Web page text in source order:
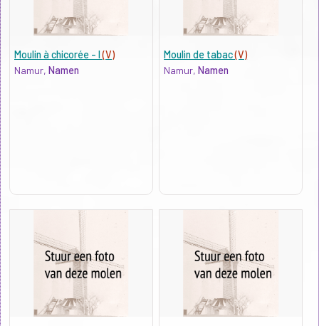
Moulin à chicorée - I(V)
Namur, Namen
Moulin de tabac(V)
Namur,Namen